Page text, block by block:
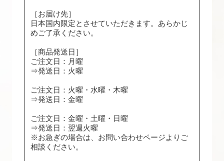
［お届け先］
日本国内限定とさせていただきます。あらかじ
めご了承ください。
［商品発送日］
ご注文日：月曜
⇒発送日：火曜
ご注文日：火曜・水曜・木曜
⇒発送日：金曜
ご注文日：金曜・土曜・日曜
⇒発送日：翌週火曜
※お急ぎの場合は、お問い合わせページよりご
相談ください。